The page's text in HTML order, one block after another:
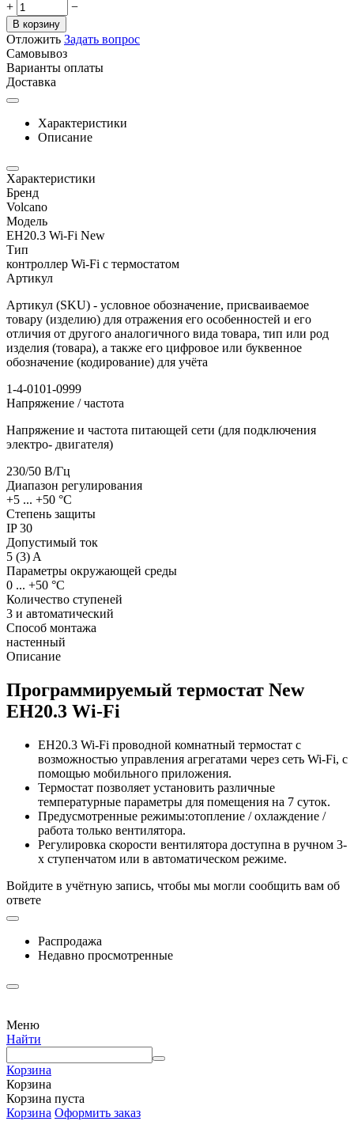
+ −
В корзину
Отложить Задать вопрос
Самовывоз
Варианты оплаты
Доставка
Характеристики
Описание
Характеристики
Бренд
Volcano
Модель
EH20.3 Wi-Fi New
Тип
контроллер Wi-Fi с термостатом
Артикул
Артикул (SKU) - условное обозначение, присваиваемое
товару (изделию) для отражения его особенностей и его
отличия от другого аналогичного вида товара, тип или род
изделия (товара), а также его цифровое или буквенное
обозначение (кодирование) для учёта
1-4-0101-0999
Напряжение / частота
Напряжение и частота питающей сети (для подключения
электро- двигателя)
230/50 В/Гц
Диапазон регулирования
+5 ... +50 °C
Степень защиты
IP30
Допустимый ток
5 (3) A
Параметры окружающей среды
0 ... +50 °С
Количество ступеней
3 и автоматический
Способ монтажа
настенный
Описание
Программируемый термостат New
EH20.3 Wi-Fi
EH20.3 Wi-Fi проводной комнатный термостат с
возможностью управления агрегатами через сеть Wi-Fi, с
помощью мобильного приложения.
Термостат позволяет установить различные
температурные параметры для помещения на 7 суток.
Предусмотренные режимы:отопление / охлаждение /
работа только вентилятора.
Регулировка скорости вентилятора доступна в ручном 3-
х ступенчатом или в автоматическом режиме.
Войдите в учётную запись, чтобы мы могли сообщить вам об
ответе
Распродажа
Недавно просмотренные
Меню
Найти
Корзина
Корзина
Корзина пуста
Корзина Оформить заказ